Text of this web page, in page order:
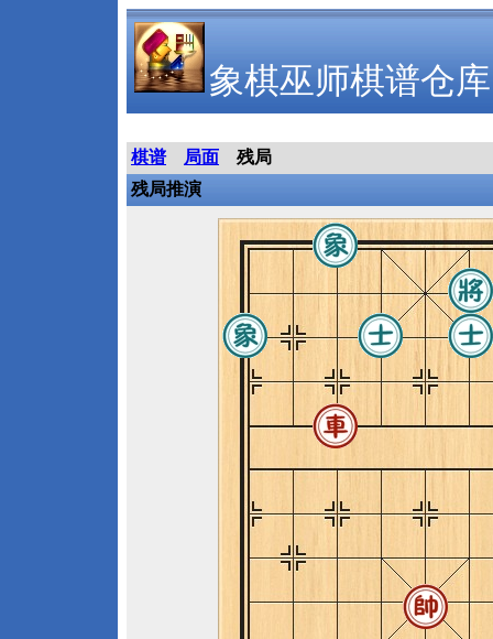
象棋巫师棋谱仓库
棋谱 局面
残局
残局推演